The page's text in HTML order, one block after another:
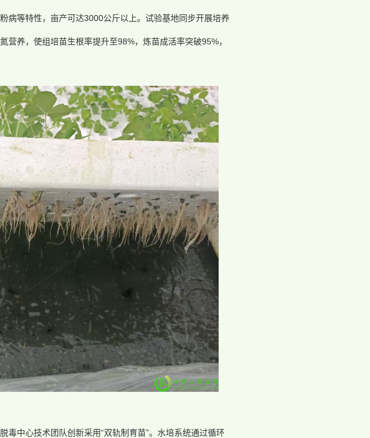
病等特性，亩产可达3000公斤以上。试验基地同步开展培养
养，使组培苗生根率提升至98%，炼苗成活率突破95%，
毒中心技术团队创新采用“双轨制育苗”。水培系统通过循环